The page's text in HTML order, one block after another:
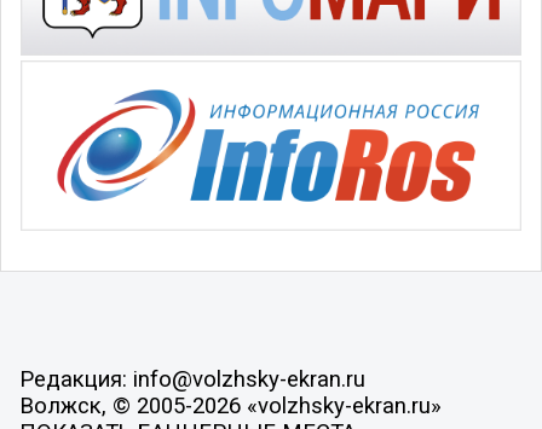
Редакция: info@volzhsky-ekran.ru
Волжск, © 2005-2026 «volzhsky-ekran.ru»